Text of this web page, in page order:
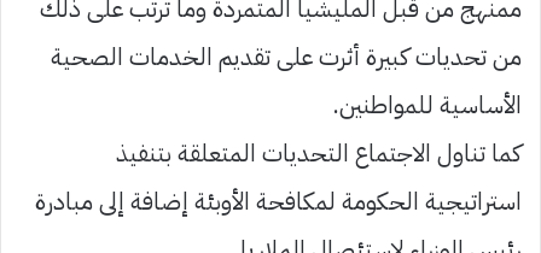
ممنهج من قبل المليشيا المتمردة وما ترتب على ذلك
من تحديات كبيرة أثرت على تقديم الخدمات الصحية
الأساسية للمواطنين.
كما تناول الاجتماع التحديات المتعلقة بتنفيذ
استراتيجية الحكومة لمكافحة الأوبئة إضافة إلى مبادرة